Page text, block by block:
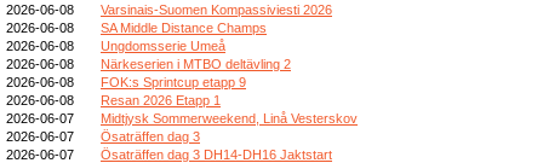
2026-06-08
Varsinais-Suomen Kompassiviesti 2026
2026-06-08
SA Middle Distance Champs
2026-06-08
Ungdomsserie Umeå
2026-06-08
Närkeserien i MTBO deltävling 2
2026-06-08
FOK:s Sprintcup etapp 9
2026-06-08
Resan 2026 Etapp 1
2026-06-07
Midtjysk Sommerweekend, Linå Vesterskov
2026-06-07
Ösaträffen dag 3
2026-06-07
Ösaträffen dag 3 DH14-DH16 Jaktstart